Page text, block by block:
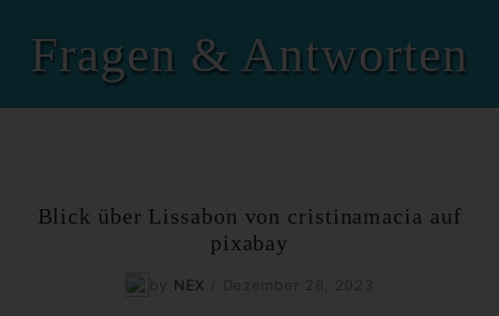
Fragen & Antworten
Blick über Lissabon von cristinamacia auf
pixabay
NEX